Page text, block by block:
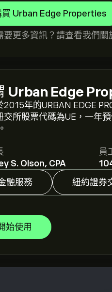
買 Urban Edge Properties
要更多資訊？請查看我們關
Urban Edge
2015年的URBAN EDGE
交所股票代碼為UE，一年
S. Olson, CPA
員
融服務
紐約證券
始使用
為‎$‎22.04。
Edge Properties 的平均目
。
未來價格走勢。
Edge Properties 的市值是
位分析師在過去三個月對